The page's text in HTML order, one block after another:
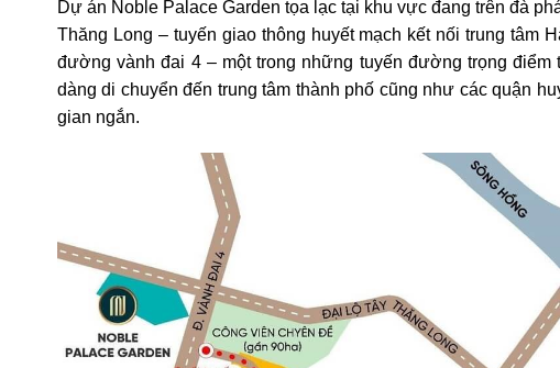
Dự án Noble Palace Garden tọa lạc tại khu vực đang trên đà
Thăng Long – tuyến giao thông huyết mạch kết nối trung
đường vành đai 4 – một trong những tuyến đường trọng
dàng di chuyển đến trung tâm thành phố cũng như các quận
gian ngắn.